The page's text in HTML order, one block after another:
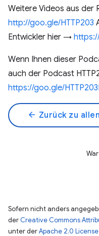
Weitere Videos aus der
http://goo.gle/HTTP203
Entwickler hier →
Wenn Ihnen dieser
auch der Podcast
https://goo.gle/
arrow_back Zurück zu
Sofern nicht anders
der Creative Commons
unter derApache 2.0 License